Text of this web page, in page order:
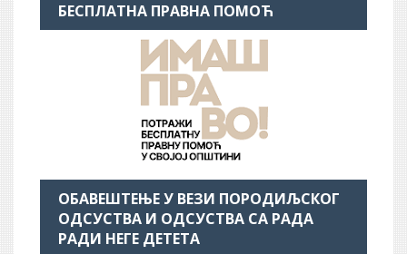
БЕСПЛАТНА ПРАВНА ПОМОЋ
ОБАВЕШТЕЊЕ У ВЕЗИ ПОРОДИЉСКОГ
ОДСУСТВА И ОДСУСТВА СА РАДА
РАДИ НЕГЕ ДЕТЕТА